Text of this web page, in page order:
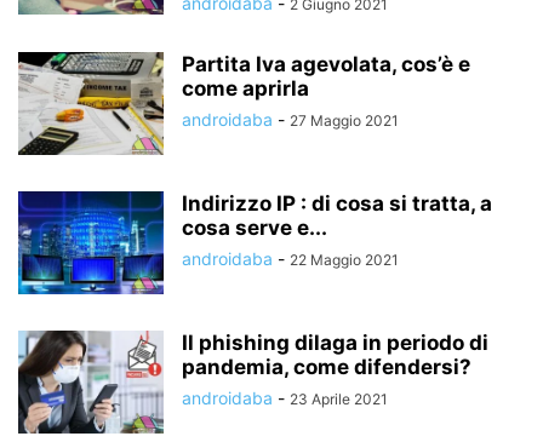
2 Giugno 2021
Partita Iva agevolata, cos’è e
come aprirla
androidaba - 27 Maggio 2021
Indirizzo IP : di cosa si tratta, a
cosa serve e...
androidaba - 22 Maggio 2021
Il phishing dilaga in periodo di
pandemia, come difendersi?
androidaba - 23 Aprile 2021